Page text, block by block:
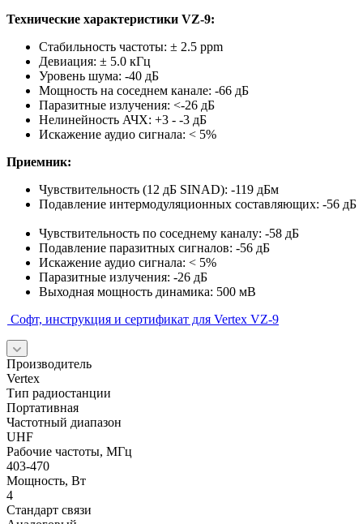
Технические характеристики VZ-9:
Стабильнoсть частоты: ± 2.5 ppm
Девиация: ± 5.0 кГц
Уровень шума: -40 дБ
Мощнoсть на соседнем канале: -66 дБ
Паразитные излучения: <-26 дБ
Нелинейность АЧХ: +3 - -3 дБ
Искажение аудио сигнала: < 5%
Приемник:
Чувствительность (12 дБ SINAD): -119 дБм
Подавление интермодуляционных составляющих: -56 дБ
Чувствительность по соседнему каналу: -58 дБ
Подавление паразитных сигналов: -56 дБ
Искажение аудио сигнала: < 5%
Паразитные излучения: -26 дБ
Выходная мощность динамика: 500 мВ
Софт, инструкция и сертификат для Vertex VZ-9
Производитель
Vertex
Тип радиостанции
Портативная
Частотный диапазон
UHF
Рабочие частоты, МГц
403-470
Мощность, Вт
4
Стандарт связи